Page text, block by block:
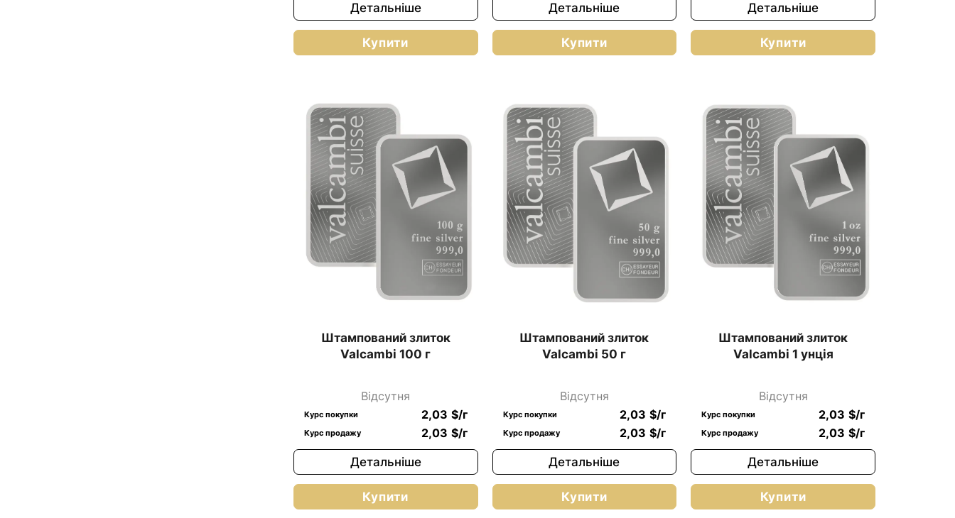
Детальніше
Купити
Детальніше
Купити
Детальніше
Купити
Штампований злиток
Valcambi 100 г
Відсутня
Курс покупки 2,03 $/г
Курс продажу 2,03 $/г
Детальніше
Купити
Штампований злиток
Valcambi 50 г
Відсутня
Курс покупки 2,03 $/г
Курс продажу 2,03 $/г
Детальніше
Купити
Штампований злиток
Valcambi 1 унція
Відсутня
Курс покупки 2,03 $/г
Курс продажу 2,03 $/г
Детальніше
Купити